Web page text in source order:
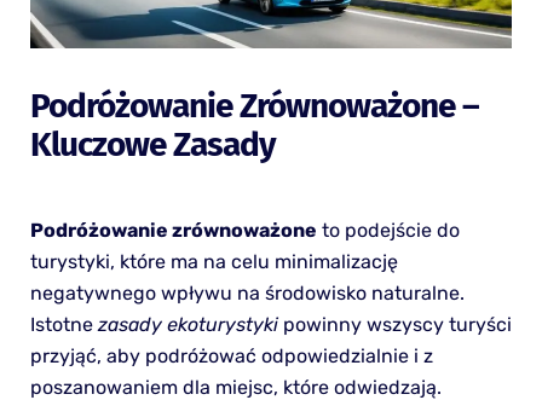
Podróżowanie Zrównoważone –
Kluczowe Zasady
Podróżowanie zrównoważone to podejście do
turystyki, które ma na celu minimalizację
negatywnego wpływu na środowisko naturalne.
Istotnezasady ekoturystykipowinny wszyscy turyści
przyjąć, aby podróżować odpowiedzialnie i z
poszanowaniem dla miejsc, które odwiedzają.